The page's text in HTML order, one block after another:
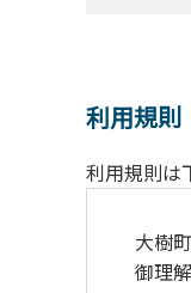
利用規則
利用規則は
大樹
御理